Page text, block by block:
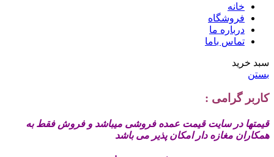
خانه
فروشگاه
درباره ما
تماس باما
سبد خرید
بستن
کاربر گرامی :
قیمتها در سایت قیمت عمده فروشی میباشد و فروش فقط به
همکاران مغازه دار امکان پذیر می باشد